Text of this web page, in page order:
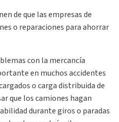
de que las empresas de
o reparaciones para ahorrar
con la mercancía
en muchos accidentes
o carga distribuida de
que los camiones hagan
durante giros o paradas